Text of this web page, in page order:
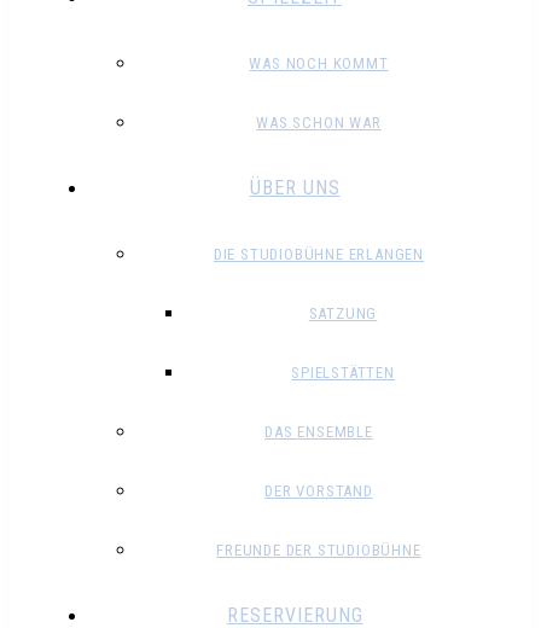
WAS NOCH KOMMT
WAS SCHON WAR
ÜBER UNS
DIE STUDIOBÜHNE ERLANGEN
SATZUNG
SPIELSTÄTTEN
DAS ENSEMBLE
DER VORSTAND
FREUNDE DER STUDIOBÜHNE
RESERVIERUNG